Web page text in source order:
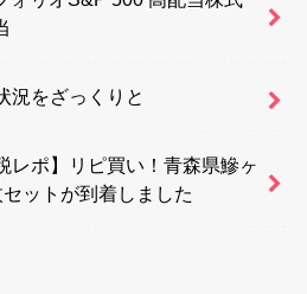
況をざっくりと
レポ】リピ買い！青森県鰺ヶ
ットが到着しました